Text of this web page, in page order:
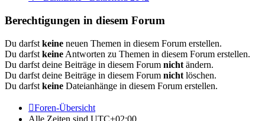
Berechtigungen in diesem Forum
Du darfst keine neuen Themen in diesem Forum erstellen.
Du darfst keine Antworten zu Themen in diesem Forum erstellen.
Du darfst deine Beiträge in diesem Forum nicht ändern.
Du darfst deine Beiträge in diesem Forum nicht löschen.
Du darfst keine Dateianhänge in diesem Forum erstellen.
Foren-Übersicht
Alle Zeiten sind UTC+02:00